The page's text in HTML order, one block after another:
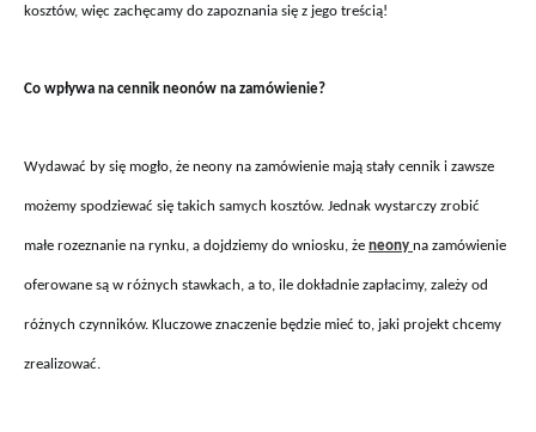
kosztów, więc zachęcamy do zapoznania się z jego treścią!
Co wpływa na cennik neonów na zamówienie?
Wydawać by się mogło, że neony na zamówienie mają stały cennik i zawsze
możemy spodziewać się takich samych kosztów. Jednak wystarczy zrobić
małe rozeznanie na rynku, a dojdziemy do wniosku, że neony na zamówienie
oferowane są w różnych stawkach, a to, ile dokładnie zapłacimy, zależy od
różnych czynników. Kluczowe znaczenie będzie mieć to, jaki projekt chcemy
zrealizować.